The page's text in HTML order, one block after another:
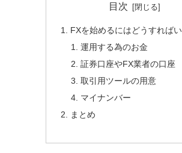
目次
FXを始めるにはどうすれば
運用する為のお金
証券口座やFX業者の口座
取引用ツールの用意
マイナンバー
まとめ